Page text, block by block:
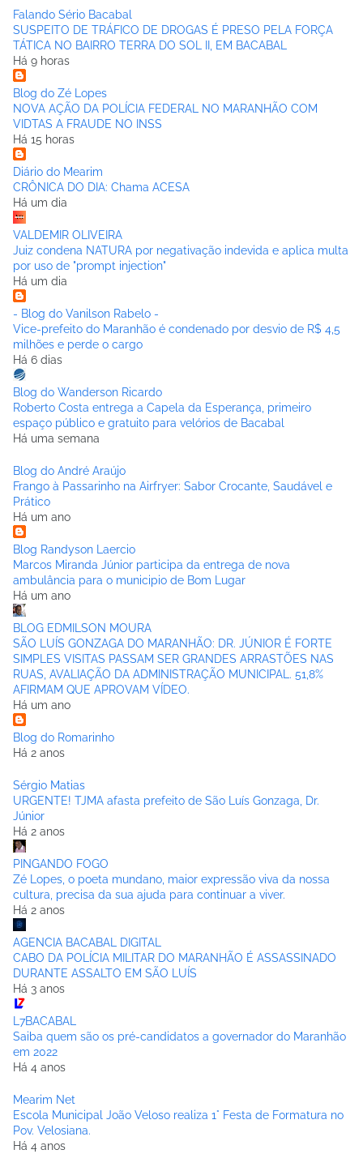
Falando Sério Bacabal
SUSPEITO DE TRÁFICO DE DROGAS É PRESO PELA FORÇA
TÁTICA NO BAIRRO TERRA DO SOL II, EM BACABAL
Há 9 horas
Blog do Zé Lopes
NOVA AÇÃO DA POLÍCIA FEDERAL NO MARANHÃO COM
VIDTAS A FRAUDE NO INSS
Há 15 horas
Diário do Mearim
CRÔNICA DO DIA: Chama ACESA
Há um dia
VALDEMIR OLIVEIRA
Juiz condena NATURA por negativação indevida e aplica multa
por uso de "prompt injection"
Há um dia
- Blog do Vanilson Rabelo -
Vice-prefeito do Maranhão é condenado por desvio de R$ 4,5
milhões e perde o cargo
Há 6 dias
Blog do Wanderson Ricardo
Roberto Costa entrega a Capela da Esperança, primeiro
espaço público e gratuito para velórios de Bacabal
Há uma semana
Blog do André Araújo
Frango à Passarinho na Airfryer: Sabor Crocante, Saudável e
Prático
Há um ano
Blog Randyson Laercio
Marcos Miranda Júnior participa da entrega de nova
ambulância para o municipio de Bom Lugar
Há um ano
BLOG EDMILSON MOURA
SÃO LUÍS GONZAGA DO MARANHÃO: DR. JÚNIOR É FORTE
SIMPLES VISITAS PASSAM SER GRANDES ARRASTÕES NAS
RUAS, AVALIAÇÃO DA ADMINISTRAÇÃO MUNICIPAL. 51,8%
AFIRMAM QUE APROVAM VÍDEO.
Há um ano
Blog do Romarinho
Há 2 anos
Sérgio Matias
URGENTE! TJMA afasta prefeito de São Luís Gonzaga, Dr.
Júnior
Há 2 anos
PINGANDO FOGO
Zé Lopes, o poeta mundano, maior expressão viva da nossa
cultura, precisa da sua ajuda para continuar a viver.
Há 2 anos
AGENCIA BACABAL DIGITAL
CABO DA POLÍCIA MILITAR DO MARANHÃO É ASSASSINADO
DURANTE ASSALTO EM SÃO LUÍS
Há 3 anos
L7BACABAL
Saiba quem são os pré-candidatos a governador do Maranhão
em 2022
Há 4 anos
Mearim Net
Escola Municipal João Veloso realiza 1° Festa de Formatura no
Pov. Velosiana.
Há 4 anos